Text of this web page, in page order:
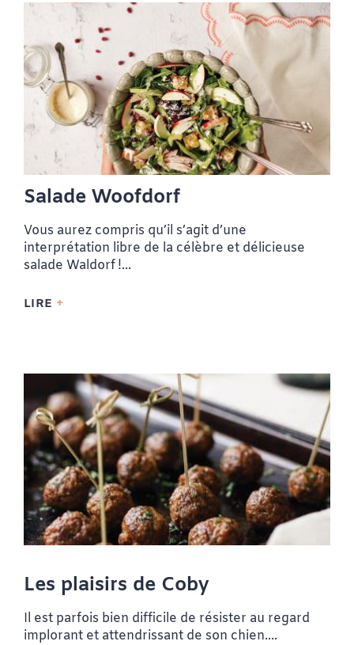
Salade Woofdorf
Vous aurez compris qu’il s’agit d’une
interprétation libre de la célèbre et délicieuse
salade Waldorf !...
LIRE
Les plaisirs de Coby
Il est parfois bien difficile de résister au regard
implorant et attendrissant de son chien....